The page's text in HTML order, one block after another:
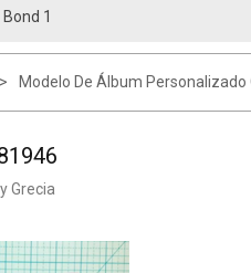
1
Modelo De Álbum Personalizado
Grecia